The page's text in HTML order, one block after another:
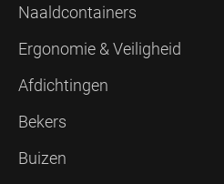
Naaldcontainers
Ergonomie & Veiligheid
Afdichtingen
Bekers
Buizen